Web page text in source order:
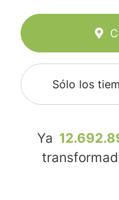
Sólo los
Ya